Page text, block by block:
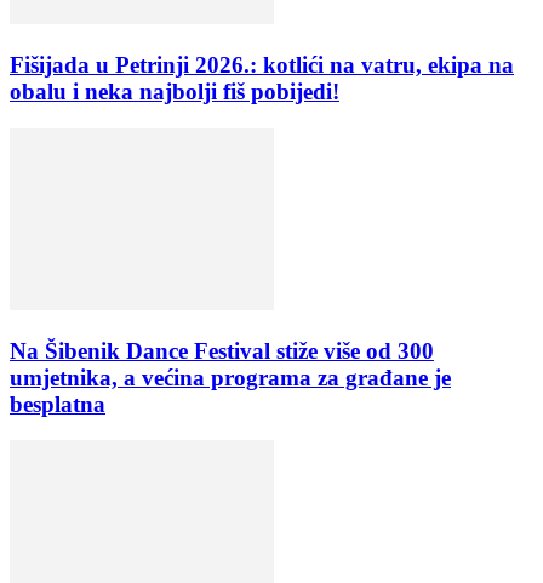
Fišijada u Petrinji 2026.: kotlići na vatru, ekipa na
obalu i neka najbolji fiš pobijedi!
Na Šibenik Dance Festival stiže više od 300
umjetnika, a većina programa za građane je
besplatna